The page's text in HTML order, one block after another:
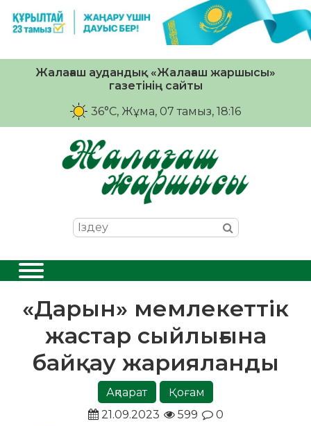
Жалағаш аудандық «Жалағаш жаршысы»
газетінің сайты
36°C, Жұма, 07 тамыз, 18:16
«Дарын» мемлекеттік
жастар сыйлығына
байқау жарияланды
Ақпарат
Қоғам
21.09.2023
599 0